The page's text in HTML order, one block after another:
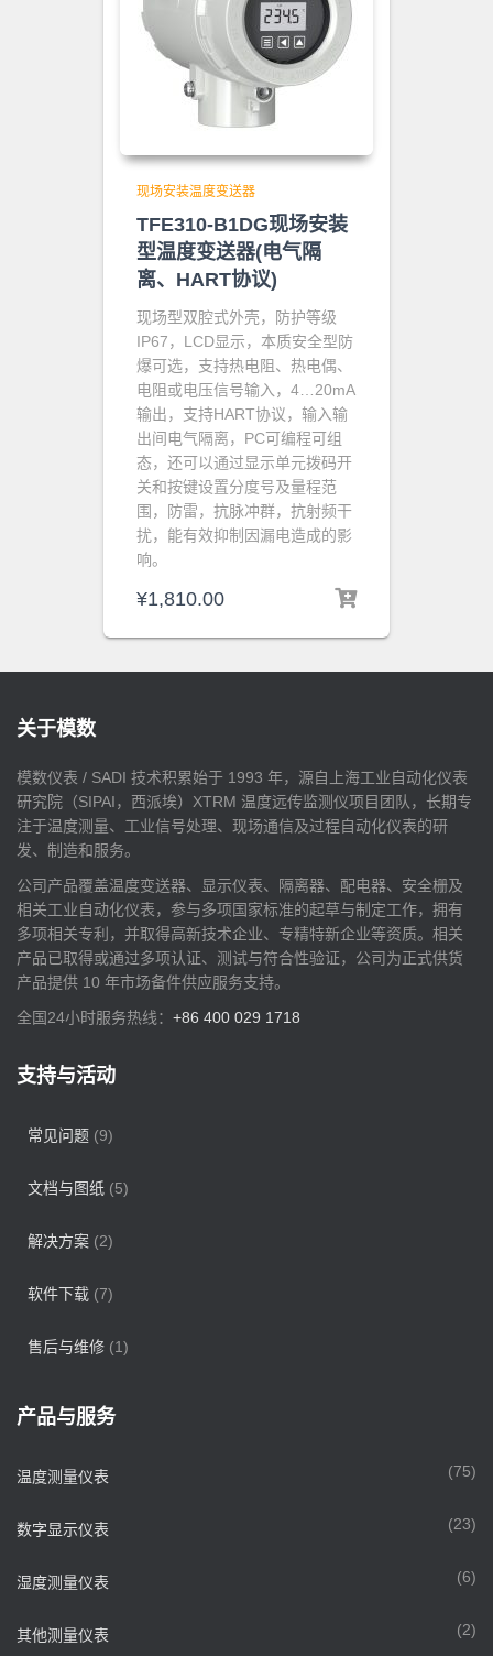
现场安装温度变送器
TFE310-B1DG现场安装
型温度变送器(电气隔
离、HART协议)
现场型双腔式外壳，防护等级
IP67，LCD显示， 本质安全型防
爆可选，支持热电阻、热电偶、
电阻或电压信号输入 ，4…20mA
输出， 支持HART协议， 输入输
出间电气隔离， PC可编程可组
态，还可以通过显示单元拨码开
关和按键设置分度号及量程范
围，
防雷，抗脉冲群，抗射频干
扰，能有效抑制因漏电造成的影
响。
¥1,810.00
关于模数
模数仪表 / SADI 技术积累始于 1993 年，源自上海工业自动化仪表
研究院（SIPAI，西派埃）XTRM 温度远传监测仪项目团队，长期专
注于温度测量、工业信号处理、现场通信及过程自动化仪表的研
发、制造和服务。
公司产品覆盖温度变送器、显示仪表、隔离器、配电器、安全栅及
相关工业自动化仪表，参与多项国家标准的起草与制定工作，拥有
多项相关专利，并取得高新技术企业、专精特新企业等资质。相关
产品已取得或通过多项认证、测试与符合性验证，公司为正式供货
产品提供 10 年市场备件供应服务支持。
全国24小时服务热线： +86 400 029 1718
支持与活动
常见问题 (9)
文档与图纸 (5)
解决方案 (2)
软件下载 (7)
售后与维修 (1)
产品与服务
温度测量仪表 (75)
数字显示仪表 (23)
湿度测量仪表 (6)
其他测量仪表 (2)